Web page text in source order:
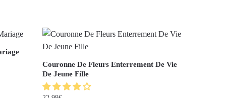
Couronne De Fleurs Enterrement De Vie
De Jeune Fille